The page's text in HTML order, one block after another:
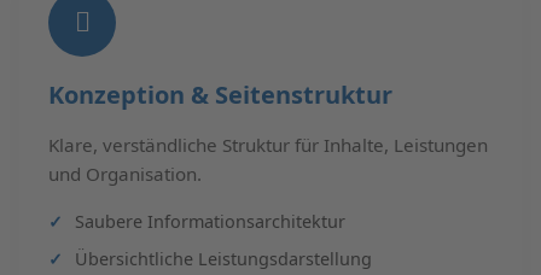
Konzeption & Seitenstruktur
Klare, verständliche Struktur für Inhalte, Leistungen
und Organisation.
Saubere Informationsarchitektur
Übersichtliche Leistungsdarstellung